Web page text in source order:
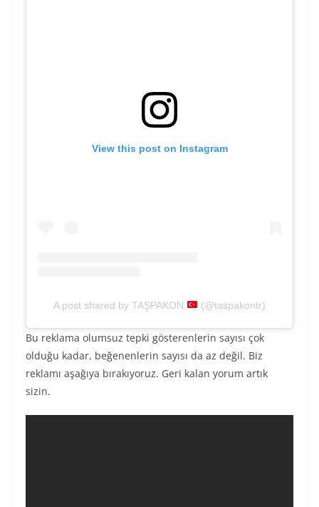
View this post on Instagram
A post shared by TAŞPAKON (@taspakontr)
Bu reklama olumsuz tepki gösterenlerin sayısı çok
olduğu kadar, beğenenlerin sayısı da az değil. Biz
reklamı aşağıya bırakıyoruz. Geri kalan yorum artık
sizin.